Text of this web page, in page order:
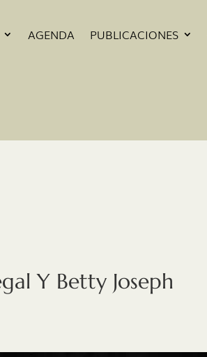
AGENDA PUBLICACIONES
Y Betty Joseph